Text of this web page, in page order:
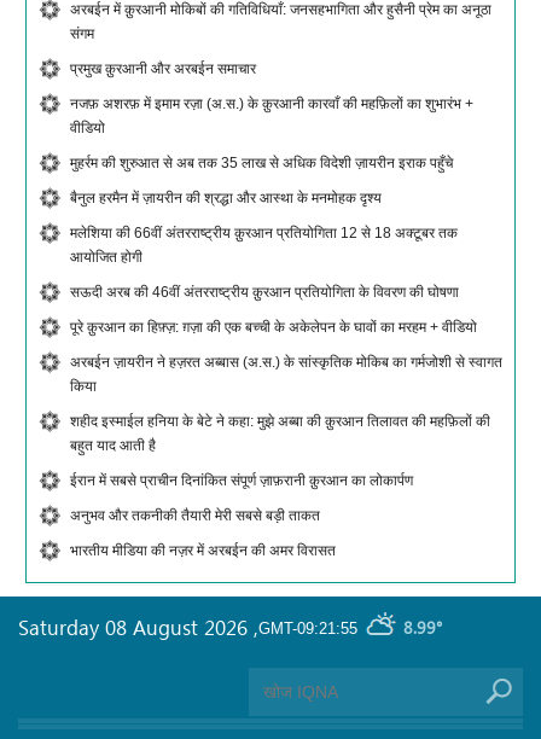
अरबईन में क़ुरआनी मोकिबों की गतिविधियाँ: जनसहभागिता और हुसैनी प्रेम का अनूठा
संगम
प्रमुख क़ुरआनी और अरबईन समाचार
नजफ़ अशरफ़ में इमाम रज़ा (अ.स.) के क़ुरआनी कारवाँ की महफ़िलों का शुभारंभ +
वीडियो
मुहर्रम की शुरुआत से अब तक 35 लाख से अधिक विदेशी ज़ायरीन इराक पहुँचे
बैनुल हरमैन में ज़ायरीन की श्रद्धा और आस्था के मनमोहक दृश्य
मलेशिया की 66वीं अंतरराष्ट्रीय क़ुरआन प्रतियोगिता 12 से 18 अक्टूबर तक
आयोजित होगी
सऊदी अरब की 46वीं अंतरराष्ट्रीय क़ुरआन प्रतियोगिता के विवरण की घोषणा
पूरे क़ुरआन का हिफ़्ज़: ग़ज़ा की एक बच्ची के अकेलेपन के घावों का मरहम + वीडियो
अरबईन ज़ायरीन ने हज़रत अब्बास (अ.स.) के सांस्कृतिक मोकिब का गर्मजोशी से स्वागत
किया
शहीद इस्माईल हनिया के बेटे ने कहा: मुझे अब्बा की क़ुरआन तिलावत की महफ़िलों की
बहुत याद आती है
ईरान में सबसे प्राचीन दिनांकित संपूर्ण ज़ाफ़रानी क़ुरआन का लोकार्पण
अनुभव और तकनीकी तैयारी मेरी सबसे बड़ी ताकत
भारतीय मीडिया की नज़र में अरबईन की अमर विरासत
GMT-09:21:55 8.99°
Saturday 08 August 2026 ,